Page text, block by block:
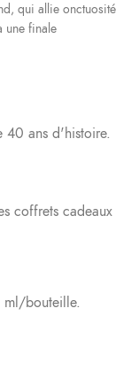
qui allie onctuosité
une finale
40 ans d'histoire.
coffrets cadeaux
ml/bouteille.